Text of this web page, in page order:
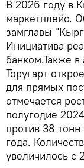
В 2026 году в
маркетплейс.
замглавы
Инициатива
банком.Также в
Торугарт
для прямых
отмечается
полугодие
против 38
года.
увеличилось с